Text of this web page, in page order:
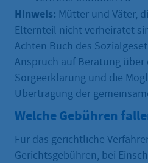
Hinweis: Mütter und Väter,
Elternteil nicht verheiratet
Achten Buch des
Anspruch auf Beratung über
Sorgeerklärung und die
Übertragung der
Welche Gebühren
Für das gerichtliche
Gerichtsgebühren, bei